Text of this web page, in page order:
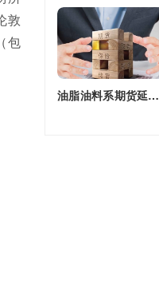
敦
包
油脂油料系期货延续强劲走势(油脂期货是什么)